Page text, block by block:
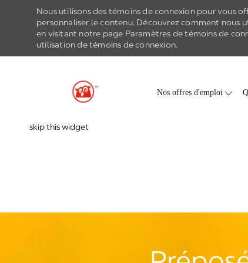
Nous utilisons des témoins de connexion pour vous
personnaliser le contenu. Découvrez comment nous
en visitant notre page Paramètres detémoins de
utilisation detémoins de connexion.
Skip to main content
Nos offres d'emploi
skip this widget